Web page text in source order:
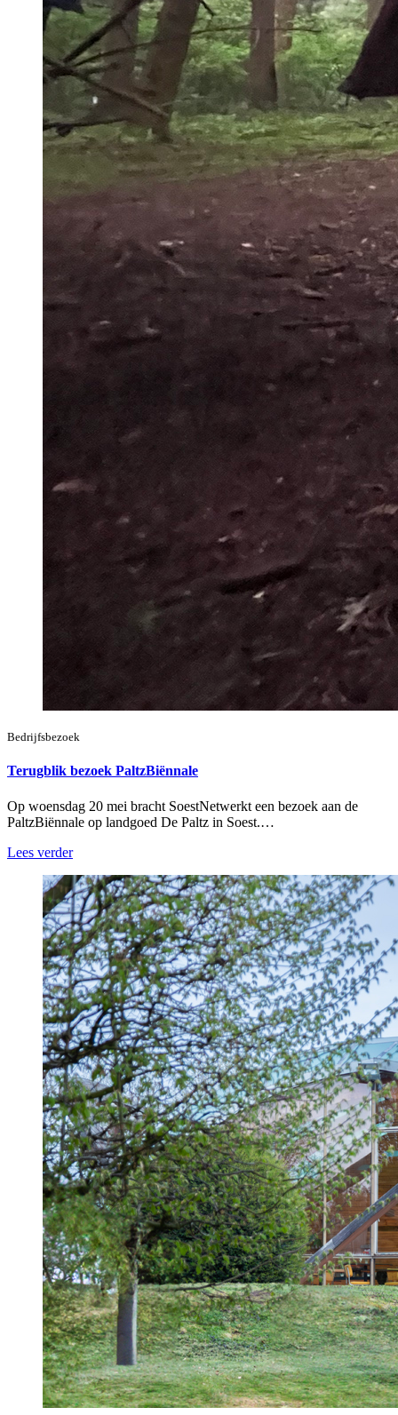
Bedrijfsbezoek
Terugblik bezoek PaltzBiënnale
Op woensdag 20 mei bracht SoestNetwerkt een bezoek aan de
PaltzBiënnale op landgoed De Paltz in Soest.…
Lees verder